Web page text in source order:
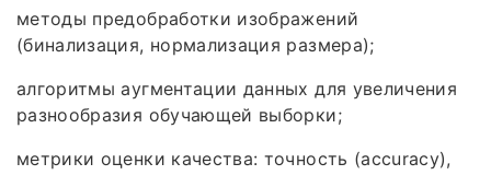
методы предобработки изображений
(бинализация, нормализация размера);
алгоритмы аугментации данных для увеличения
разнообразия обучающей выборки;
метрики оценки качества: точность (accuracy),